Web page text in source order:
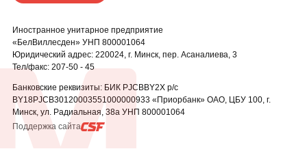
Иностранное унитарное предприятие
«БелВиллесден» УНП 800001064
Юридический адрес: 220024, г. Минск, пер. Асаналиева, 3
Тел/факс: 207-50 - 45
Банковские реквизиты: БИК PJCBBY2X р/с
BY18PJCB30120003551000000933 «Приорбанк» ОАО, ЦБУ 100, г.
Минск, ул. Радиальная, 38а УНП 800001064
Поддержка сайта